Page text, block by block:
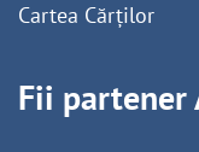
Cartea Cărților
Fii partener